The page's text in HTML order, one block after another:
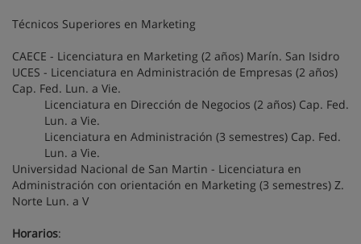
Técnicos Superiores en Marketing
CAECE - Licenciatura en Marketing (2 años) Marín. San Isidro
UCES - Licenciatura en Administración de Empresas (2 años)
Cap. Fed. Lun. a Vie.
Licenciatura en Dirección de Negocios (2 años) Cap. Fed.
Lun. a Vie.
Licenciatura en Administración (3 semestres) Cap. Fed.
Lun. a Vie.
Universidad Nacional de San Martin - Licenciatura en
Administración con orientación en Marketing (3 semestres) Z.
Norte Lun. a V
Horarios: